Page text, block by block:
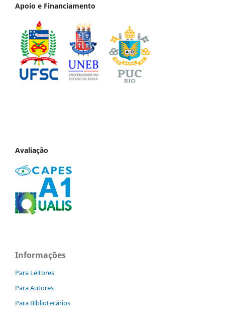
Apoio e Financiamento
Avaliação
Informações
Para Leitores
Para Autores
Para Bibliotecários